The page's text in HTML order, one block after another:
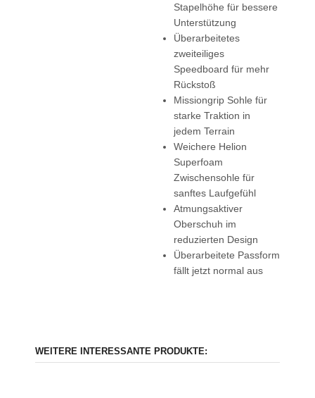
Stapelhöhe für bessere
Unterstützung
Überarbeitetes
zweiteiliges
Speedboard für mehr
Rückstoß
Missiongrip Sohle für
starke Traktion in
jedem Terrain
Weichere Helion
Superfoam
Zwischensohle für
sanftes Laufgefühl
Atmungsaktiver
Oberschuh im
reduzierten Design
Überarbeitete Passform
fällt jetzt normal aus
WEITERE INTERESSANTE PRODUKTE: